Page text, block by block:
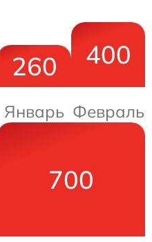
260
Январь
400
Февраль
700